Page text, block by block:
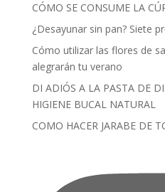
CÓMO SE CONSUME LA
¿Desayunar sin pan? Siete
Cómo utilizar las flores de
alegrarán tu verano
DI ADIÓS A LA PASTA DE
HIGIENE BUCAL NATURAL
COMO HACER JARABE DE